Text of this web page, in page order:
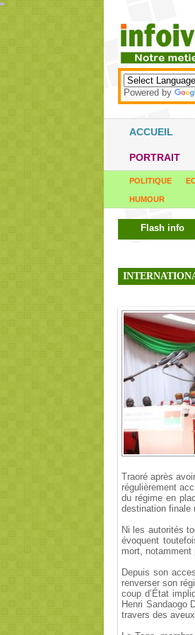
*
*
*
*
*
*
*
*
*
*
*
*
*
*
*
*
*
*
*
*
*
*
*
*
*
*
*
*
*
*
*
*
*
*
*
*
Powered by
ACCUEIL
PORTRAIT
POLITIQUE
HUMOUR
Flash info
Traoré après
régulièrement
du régime en
destination finale
Ni les autorités
évoquent
mort, notamment
Depuis son
renverser son
coup d’État
Henri Sandaogo
travers des